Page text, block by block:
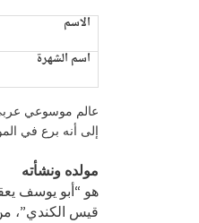
الاسم
اسم الشهرة
عالم موسوعي
إلى أنه برع في
مولده ونشأته
هو “أبو يوسف